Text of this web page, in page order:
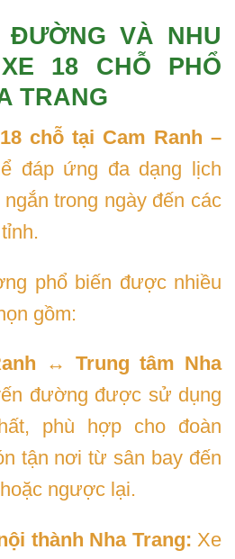
ĐƯỜNG VÀ NHU
18 CHỖ PHỔ
TRANG
chỗ tại Cam Ranh –
đáp ứng đa dạng lịch
trong ngày đến các
phổ biến được nhiều
gồm:
↔ Trung tâm Nha
đường được sử dụng
phù hợp cho đoàn
tận nơi từ sân bay đến
ngược lại.
thành Nha Trang: Xe